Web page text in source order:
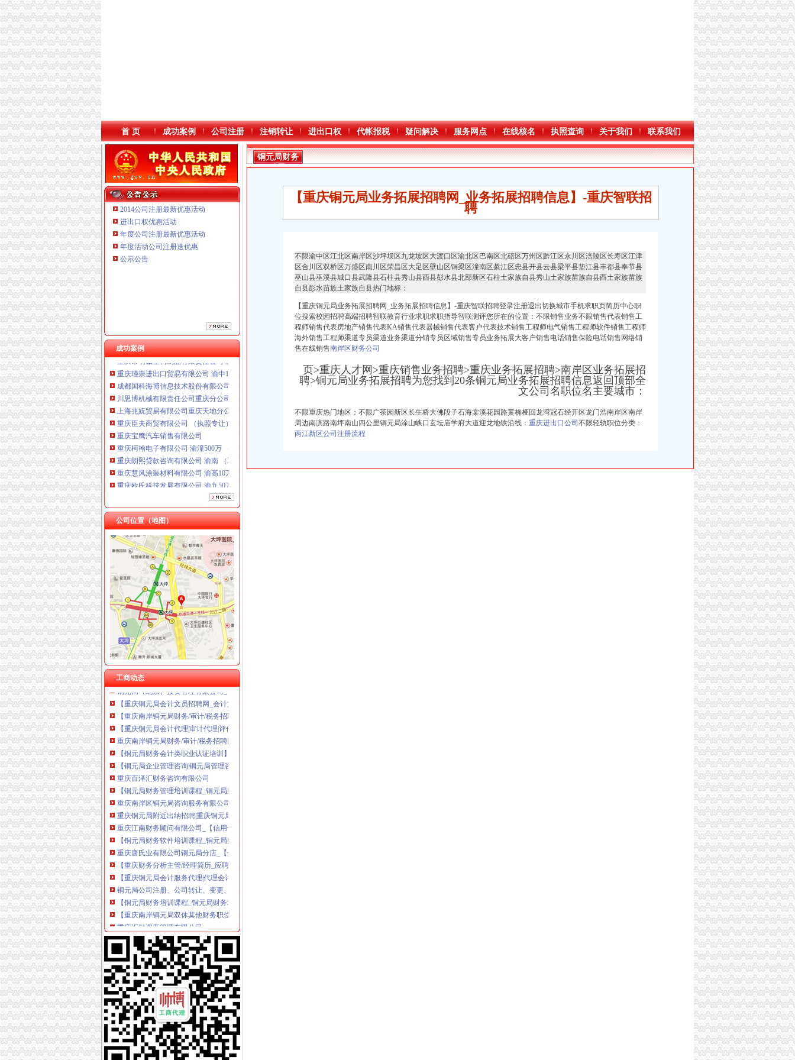
首 页 成功案例 公司注册 注销转让 进出口权 代帐报税 疑问解决 服务网点 在线核名 执照查询 关于我们 联系我们
2014公司注册最新优惠活动
进出口权优惠活动
年度公司注册最新优惠活动
年度活动公司注册送优惠
公示公告
成功案例
重庆慧风涂装材料有限公司 渝高10万 （工商注册）
重庆欧氏科技发展有限公司 渝九50万 （进出口权）
重庆市明诚塑料制品有限责任公司 渝高100万 （进出口权）
重庆瑾崇进出口贸易有限公司 渝中100万 （进出口权）
成都国科海博信息技术股份有限公司重庆分公司 渝江 （工商注册）
川思博机械有限责任公司重庆分公司 渝江 （工商注册）
上海兆妩贸易有限公司重庆天地分公司 渝中 （工商注册）
重庆臣夫商贸有限公司 （执照专让）
重庆宝鹰汽车销售有限公司
重庆柯翰电子有限公司 渝潼500万 （进出口权）
重庆朗熙贷款咨询有限公司 渝南 （工商注册）
重庆慧风涂装材料有限公司 渝高10万 （工商注册）
重庆欧氏科技发展有限公司 渝九50万 （进出口权）
重庆市明诚塑料制品有限责任公司 渝高100万 （进出口权）
重庆瑾崇进出口贸易有限公司 渝中100万 （进出口权）
成都国科海博信息技术股份有限公司重庆分公司 渝江 （工商注册）
川思博机械有限责任公司重庆分公司 渝江 （工商注册）
上海兆妩贸易有限公司重庆天地分公司 渝中 （工商注册）
公司位置（地图）
工商动态
铜元局财务公司
渝开发第七届监事会第八次会议决议【sz000514股票吧】_百度贴吧
国家税务总局关于中国卫星通信集团公司2003年度合并缴纳企业所得税
会计利用蔽摄像远程操控设局盗公司251万__中国青年网
2016年8月银行员工个人总结范文-实用文档-吧
重庆市奕佳线缆有限公司|重庆市奕佳线缆有限公司网站
铜元局（北京）投资管理有限公司_【信用信息_诉讼信息_财务信息_注
【重庆铜元局会计文员招聘网_会计文员招聘信息】-重庆智联招聘
【重庆南岸铜元局财务/审计/税务招聘网|2017年重庆南岸铜元局财务/审
【重庆铜元局会计代理|审计代理|评估代理】-重庆赶集网
重庆南岸铜元局财务/审计/税务招聘网_重庆南岸铜元局财务/审计/税务
【铜元局财务会计类职业认证培训】-今题铜元局财务会计类职业认证
【铜元局企业管理咨询|铜元局管理咨询公司】-今题铜元局企业管理咨
重庆百泽汇财务咨询有限公司
【铜元局财务管理培训课程_铜元局财务管理培训班】-重庆培训网
重庆南岸区铜元局咨询服务有限公司_【信用信息_诉讼信息_财务信息_
重庆铜元局附近出纳招聘|重庆铜元局附近出纳职位信息汇总|重庆出纳
重庆江南财务顾问有限公司_【信用信息_诉讼信息_财务信息_注册信息
【铜元局财务软件培训课程_铜元局财务软件培训班】-重庆培训网
重庆唐氏业有限公司铜元局分店_【信用信息_诉讼信息_财务信息_注
【重庆财务分析主管/经理简历_应聘重庆财务分析主管/经理求职简历_
【重庆铜元局会计服务代理|代理会计服务】-重庆赶集网
铜元局公司注册、公司转让、变更、注销、工商-重庆工商/税务/财务】
【铜元局财务培训课程_铜元局财务培训班】-重庆培训网
【重庆南岸铜元局双休其他财务职位招聘信息】-重庆赶集网
重庆汇融资产管理有限公司
重庆成效财务咨询有限公司
【重庆铜元局业务拓展招聘网_业务拓展招聘信息】-重庆智联招聘
【朝天门财务主管招聘|朝天门审计主管招聘|朝天门统计主管招聘】-重
中国工商银行济南市天桥区支行铜元局前街储蓄所_【电话地址_招聘信
重庆注册各类公司一条龙服务疑难解决为您省钱省心重庆工商年检
【重庆铜元局渠道业务招聘网_渠道业务招聘信息】-重庆智联招聘
制锦市街道办事处-搜百科
重庆东望洋代理记账有限公司2017新招聘信息_电话_地址-58企业
【南岸铜元局会计培训南坪助理会计师培训南坪中典会计培训班】价
济南仓库管理招聘信息|济南仁和祥经贸有限公司招聘信息-齐鲁人才网
【渝中财务助理招聘网|渝中会计助理招聘信息】-重庆58同城
铜元局财务
公司
【重庆铜元局业务拓展招聘网_业务拓展招聘信息】-重庆智联招
聘
不限渝中区江北区南岸区沙坪坝区九龙坡区大渡口区渝北区巴南区北碚区万州区黔江区永川区涪陵区长寿区江津
区合川区双桥区万盛区南川区荣昌区大足区壁山区铜梁区潼南区綦江区忠县开县云县梁平县垫江县丰都县奉节县
巫山县巫溪县城口县武隆县石柱县秀山县酉县彭水县北部新区石柱土家族自县秀山土家族苗族自县酉土家族苗族
自县彭水苗族土家族自县热门地标：
【重庆铜元局业务拓展招聘网_业务拓展招聘信息】-重庆智联招聘登录注册退出切换城市手机求职页简历中心职
位搜索校园招聘高端招聘智联教育行业求职求职指导智联测评您所在的位置： 不限销售业务不限销售代表销售工
程师销售代表房地产销售代表KA销售代表器械销售代表客户代表技术销售工程师电气销售工程师软件销售工程师
海外销售工程师渠道专员渠道业务渠道分销专员区域销售专员业务拓展大客户销售电话销售保险电话销售网络销
售在线销售南岸区财务公司
页>重庆人才网>重庆销售业务招聘>重庆业务拓展招聘>南岸区业务拓展招
聘>铜元局业务拓展招聘为您找到20条铜元局业务拓展招聘信息返回顶部全
文公司名职位名主要城市：
不限重庆热门地区：不限广茶园新区长生桥大佛段子石海棠溪花园路黄桷桠回龙湾冠石经开区龙门浩南岸区南岸
周边南滨路南坪南山四公里铜元局涂山峡口玄坛庙学府大道迎龙地铁沿线： 重庆进出口公司 不限轻轨职位分类：
两江新区公司注册流程